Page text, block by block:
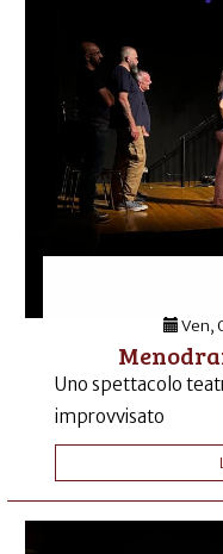
Ven,
Uno spettacolo
improvvisato